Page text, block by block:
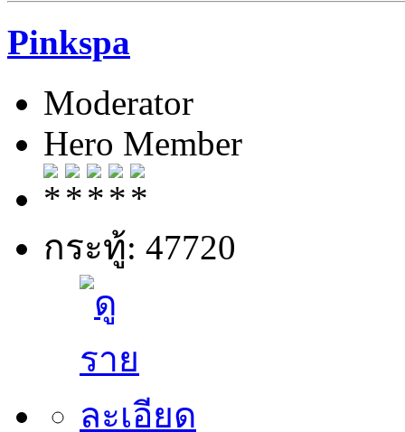
Pinkspa
Moderator
Hero Member
กระทู้: 47720